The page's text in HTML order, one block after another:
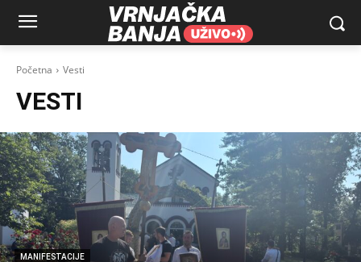
Početna Vesti
VESTI
MANIFESTACIJE